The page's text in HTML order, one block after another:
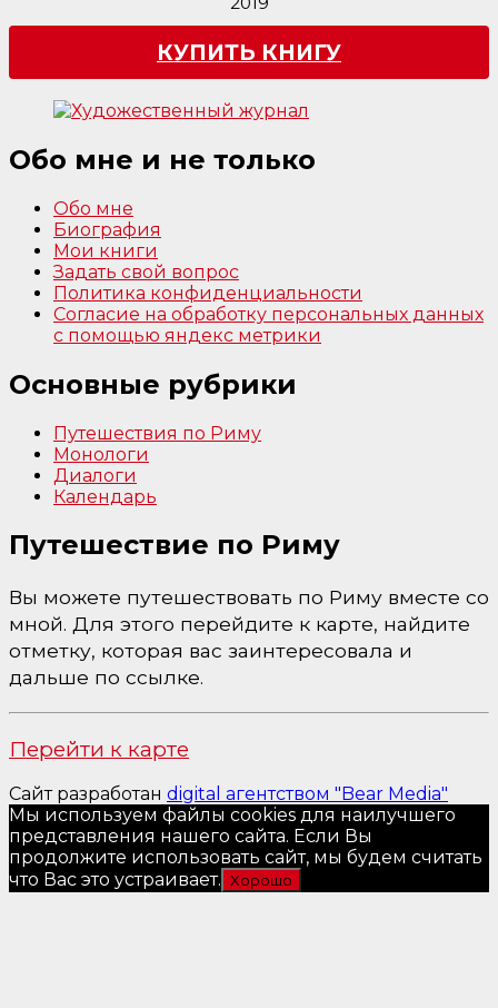
КУПИТЬ КНИГУ
Обо мне и не только
Обо мне
Биография
Мои книги
Задать свой вопрос
Политика конфиденциальности
Согласие на обработку персональных данных
с помощью яндекс метрики
Основные рубрики
Путешествия по Риму
Монологи
Диалоги
Календарь
Путешествие по Риму
Вы можете путешествовать по Риму вместе со
мной. Для этого перейдите к карте, найдите
отметку, которая вас заинтересовала и
дальше по ссылке.
Перейти к карте
Сайт разработан digital агентством "Bear Media"
Мы используем файлы cookies для наилучшего
представления нашего сайта. Если Вы
продолжите использовать сайт, мы будем считать
что Вас это устраивает. Хорошо